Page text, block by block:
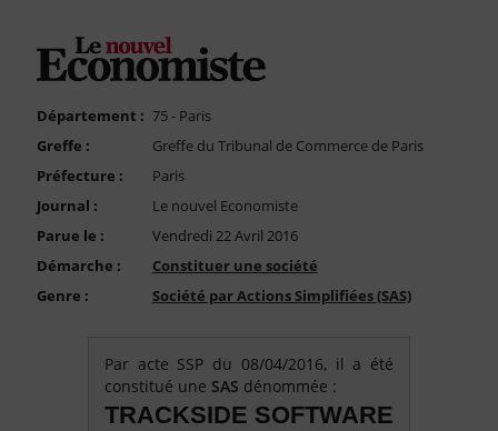
FAQ
Compte PRO
Département : 75 - Paris
Greffe :
Greffe du Tribunal de Commerce de Paris
Préfecture :
Paris
Journal :
Le nouvel Economiste
Parue le :
Vendredi 22 Avril 2016
Démarche :
Constituer une société
Genre :
Société par Actions Simplifiées (SAS)
Par acte SSP du 08/04/2016, il a été
constitué une SAS dénommée :
TRACKSIDE SOFTWARE